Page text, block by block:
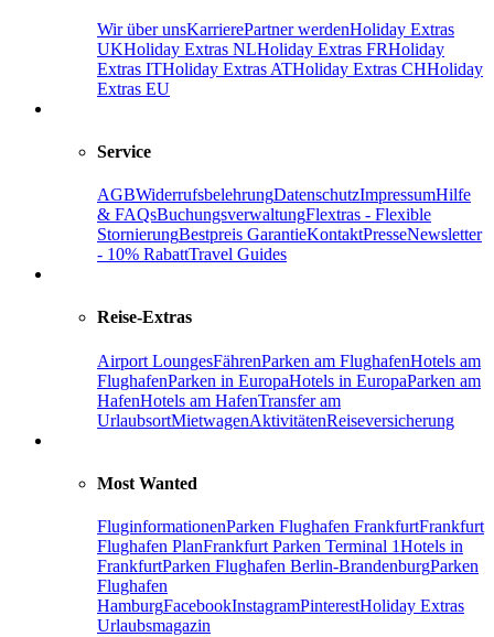
Wir über unsKarrierePartner werdenHoliday Extras
UKHoliday Extras NLHoliday Extras FRHoliday
Extras ITHoliday Extras ATHoliday Extras CHHoliday
Extras EU
Service
AGBWiderrufsbelehrungDatenschutzImpressumHilfe
& FAQsBuchungsverwaltungFlextras - Flexible
StornierungBestpreis GarantieKontaktPresseNewsletter
- 10% RabattTravel Guides
Reise-Extras
Airport LoungesFährenParken am FlughafenHotels am
FlughafenParken in EuropaHotels in EuropaParken am
HafenHotels am HafenTransfer am
UrlaubsortMietwagenAktivitätenReiseversicherung
Most Wanted
FluginformationenParken Flughafen FrankfurtFrankfurt
Flughafen PlanFrankfurt Parken Terminal 1Hotels in
FrankfurtParken Flughafen Berlin-BrandenburgParken
Flughafen
HamburgFacebookInstagramPinterestHoliday Extras
Urlaubsmagazin